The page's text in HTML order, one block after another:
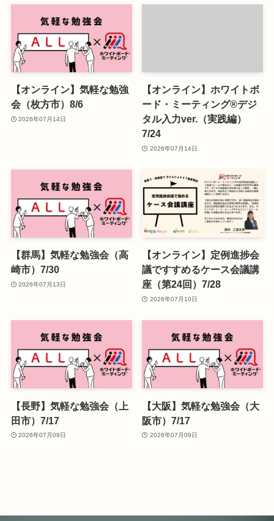
【オンライン】気軽な勉強
会（枚方市）8/6
2026年07月14日
【オンライン】ホワイトボ
ード・ミーティング®デジ
タル入力ver.（実践編）
7/24
2026年07月14日
【群馬】気軽な勉強会（高
崎市）7/30
2026年07月13日
【オンライン】定例進捗会
議ですすめるケース会議講
座（第24回）7/28
2026年07月10日
【長野】気軽な勉強会（上
田市）7/17
2026年07月09日
【大阪】気軽な勉強会（大
阪市）7/17
2026年07月09日